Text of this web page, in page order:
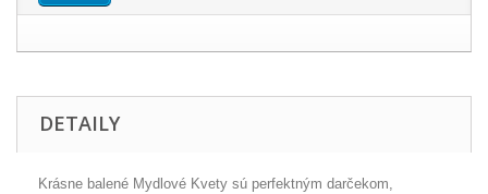
DETAILY
Krásne balené Mydlové Kvety sú perfektným darčekom,